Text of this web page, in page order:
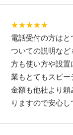
★★★★★
電話受付の方は
ついての説明な
方も使い方や設
業もとてもスピ
金額も他社より頼
りますので安心し